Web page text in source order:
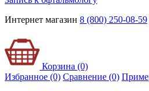
Интернет магазин 8 (800) 250-08-59
Корзина (0)
Избранное (0) Сравнение (0)